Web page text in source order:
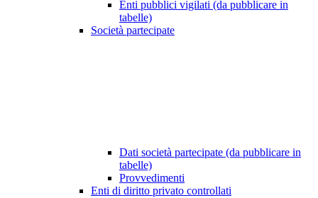
Enti pubblici vigilati (da pubblicare in
tabelle)
Società partecipate
Dati società partecipate (da pubblicare in
tabelle)
Provvedimenti
Enti di diritto privato controllati